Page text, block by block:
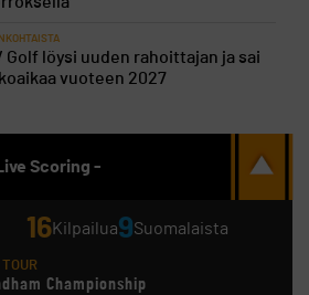
Golf löysi uuden rahoittajan ja sai
vuoteen 2027
Scoring -
16Kilpailua9Suomalaista
TOUR
Championship